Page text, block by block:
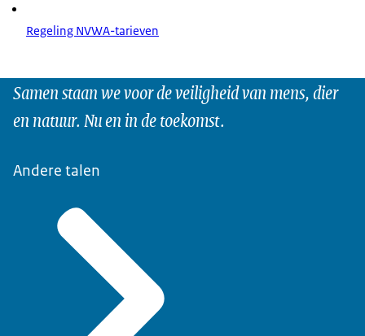
Regeling NVWA-tarieven
Samen staan we voor de veiligheid van mens, dier
en natuur. Nu en in de toekomst.
Andere talen